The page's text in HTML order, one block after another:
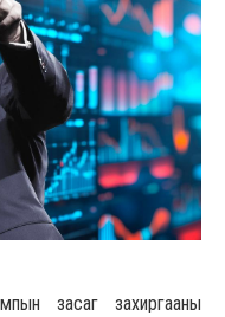
засаг захиргааны